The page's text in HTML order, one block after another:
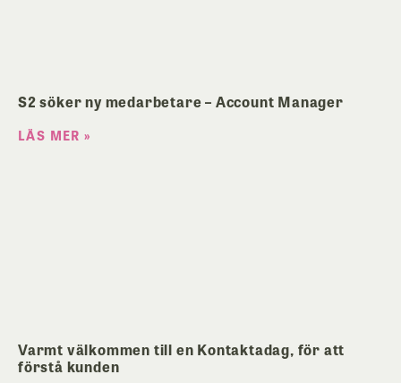
S2 söker ny medarbetare – Account Manager
LÄS MER »
Varmt välkommen till en Kontaktadag, för att
förstå kunden